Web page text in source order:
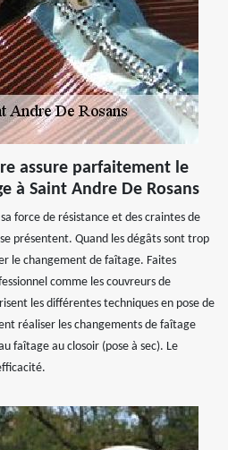
assure parfaitement le
à Saint Andre De Rosans
force de résistance et des craintes de
présentent. Quand les dégâts sont trop
le changement de faîtage. Faites
comme les couvreurs de
les différentes techniques en pose de
réaliser les changements de faîtage
faîtage au closoir (pose à sec). Le